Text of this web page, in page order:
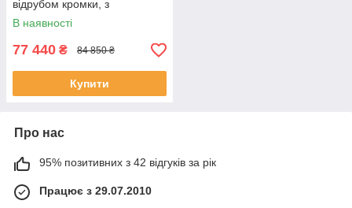
відрубом кромки, з
інвертером
В наявності
77 440 ₴ 84 850 ₴
Купити
Про нас
95% позитивних з 42 відгуків за рік
Працює з 29.07.2010